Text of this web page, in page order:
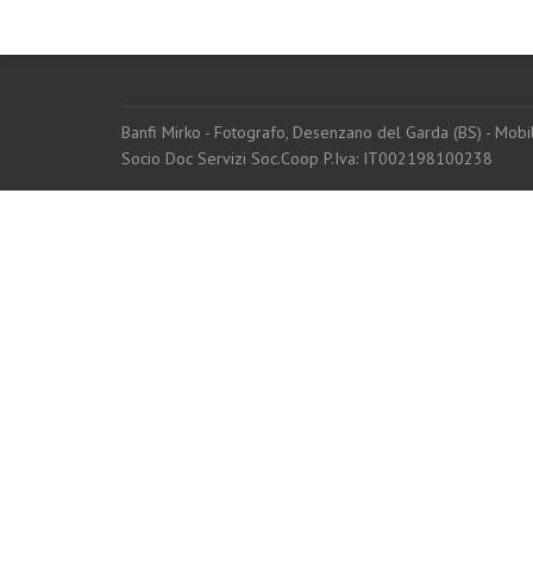
Banfi Mirko - Fotografo, Desenzano del Garda (BS) -
Socio Doc Servizi Soc.Coop P.Iva: IT002198100238